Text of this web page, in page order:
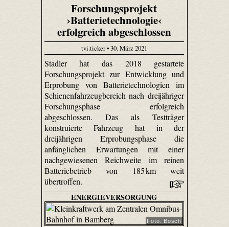
Forschungsprojekt
›Batterietechnologie‹
erfolgreich abgeschlossen
tvi.ticker • 30. März 2021
Stadler hat das 2018 gestartete
Forschungsprojekt zur Entwicklung und
Erprobung von Batterietechnologien im
Schienenfahrzeugbereich nach dreijähriger
Forschungsphase erfolgreich
abgeschlossen. Das als Testträger
konstruierte Fahrzeug hat in der
dreijährigen Erprobungsphase die
anfänglichen Erwartungen mit einer
nachgewiesenen Reichweite im reinen
Batteriebetrieb von 185 km weit
übertroffen.
ENERGIEVERSORGUNG
Foto: Bosch